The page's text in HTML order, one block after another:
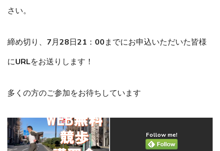
さい。
締め切り、7月28日21：00までにお申込いただいた皆様
にURLをお送りします！
多くの方のご参加をお待ちしています
Follow me!